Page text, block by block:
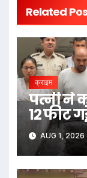
Related
क्राइम
पत्नी ने
12 फीट
AUG 1, 2026